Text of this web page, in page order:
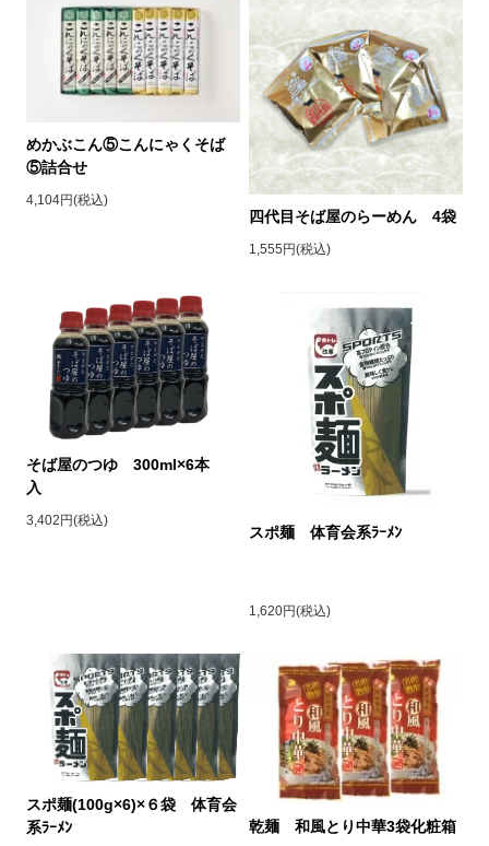
めかぶこん⑤こんにゃくそば
⑤詰合せ
4,104円(税込)
四代目そば屋のらーめん 4袋
1,555円(税込)
そば屋のつゆ 300ml×6本
入
3,402円(税込)
スポ麺 体育会系ﾗｰﾒﾝ
1,620円(税込)
スポ麺(100g×6)×６袋 体育会
系ﾗｰﾒﾝ
乾麺 和風とり中華3袋化粧箱